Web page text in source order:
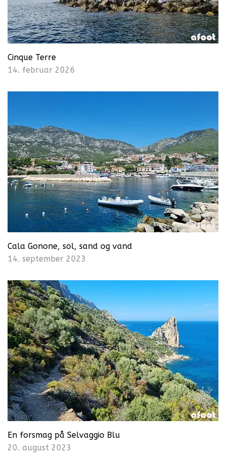
Cinque Terre
14. februar 2026
Cala Gonone, sol, sand og vand
14. september 2023
En forsmag på Selvaggio Blu
20. august 2023